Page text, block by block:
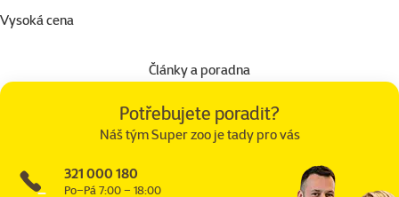
Vysoká cena
Články a poradna
Potřebujete poradit?
Náš tým Super zoo je tady pro vás
321 000 180
Po–Pá 7:00 – 18:00